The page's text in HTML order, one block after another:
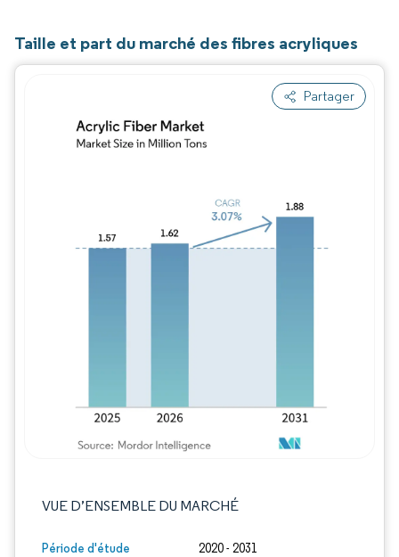
Taille et part du marché des fibres acryliques
Partager
VUE D’ENSEMBLE DU MARCHÉ
Période d'étude 2020 - 2031